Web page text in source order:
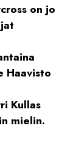
on jo
Haavisto
Kullas
mielin.